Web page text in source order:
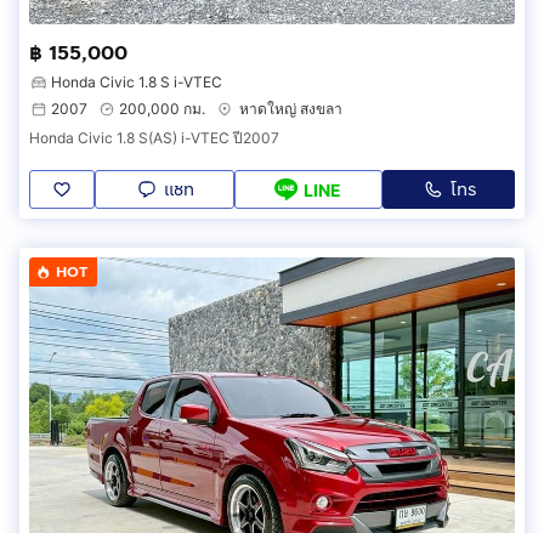
฿ 155,000
Honda Civic 1.8 S i-VTEC
2007
200,000 กม.
หาดใหญ่ สงขลา
Honda Civic 1.8 S(AS) i-VTEC ปี2007
แชท LINE โทร
HOT